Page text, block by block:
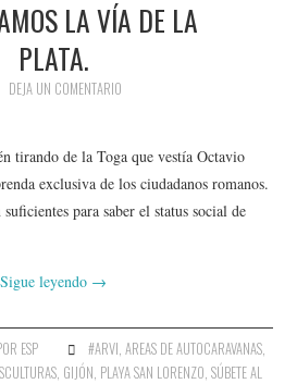
LA VÍA DE LA
PLATA.
DEJA UN COMENTARIO
tirando de la Toga que vestía Octavio
exclusiva de los ciudadanos romanos.
para saber el status social de
Sigue leyendo →
ESP #ARVI AREAS DE AUTOCARAVANAS,
GIJÓN PLAYA SAN LORENZO ,SÚBETE AL